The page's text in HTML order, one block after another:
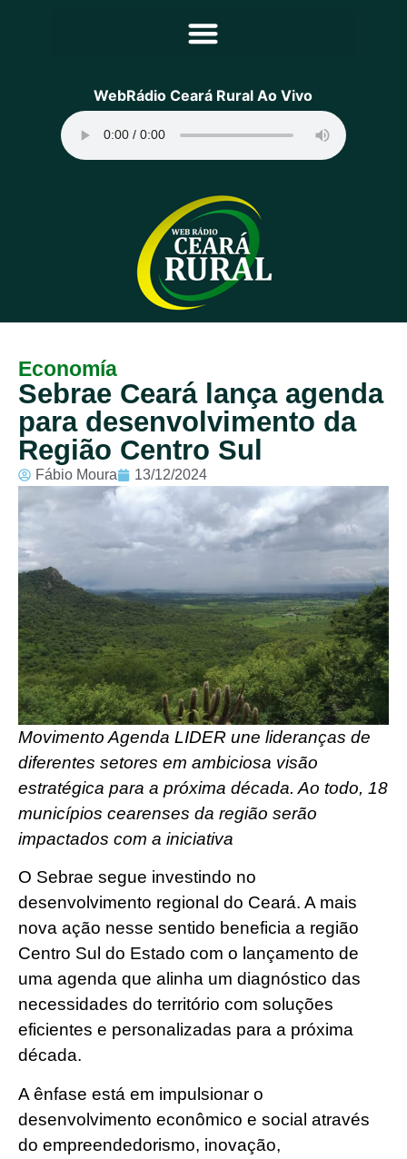
Principal
Programação
Equipe
Contato
Sobre
WebRádio Ceará Rural Ao Vivo
Economía
Sebrae Ceará lança agenda
para desenvolvimento da
Região Centro Sul
Fábio Moura 13/12/2024
Movimento Agenda LIDER une lideranças de
diferentes setores em ambiciosa visão
estratégica para a próxima década. Ao todo, 18
municípios cearenses da região serão
impactados com a iniciativa
O Sebrae segue investindo no
desenvolvimento regional do Ceará. A mais
nova ação nesse sentido beneficia a região
Centro Sul do Estado com o lançamento de
uma agenda que alinha um diagnóstico das
necessidades do território com soluções
eficientes e personalizadas para a próxima
década.
A ênfase está em impulsionar o
desenvolvimento econômico e social através
do empreendedorismo, inovação,